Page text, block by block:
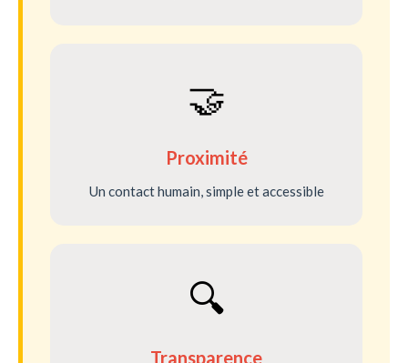
🤝
Proximité
Un contact humain, simple et accessible
🔍
Transparence